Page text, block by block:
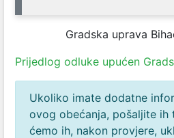
Gradska uprava
Prijedlog odluke upućen
Ukoliko imate dodatne
ovog obećanja, pošaljite ih
ćemo ih, nakon provjere,